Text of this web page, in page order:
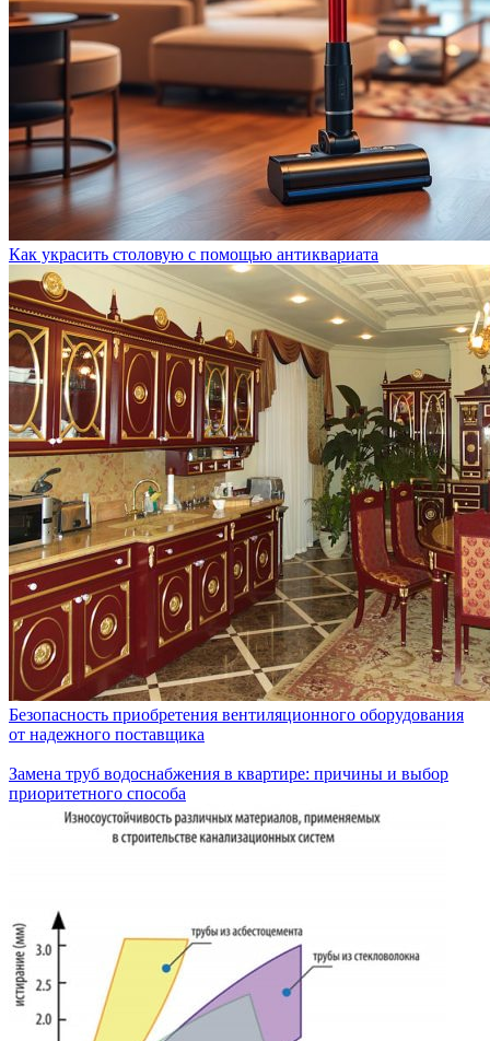
Как украсить столовую с помощью антиквариата
Безопасность приобретения вентиляционного оборудования
от надежного поставщика
Замена труб водоснабжения в квартире: причины и выбор
приоритетного способа